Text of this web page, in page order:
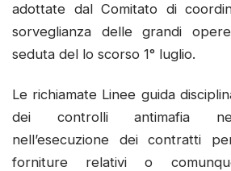
adottate dal Comitato di
sorveglianza delle grandi
seduta del lo scorso 1° luglio.
Le richiamate Linee guida
dei controlli antimafia
nell’esecuzione dei contratti
forniture relativi o